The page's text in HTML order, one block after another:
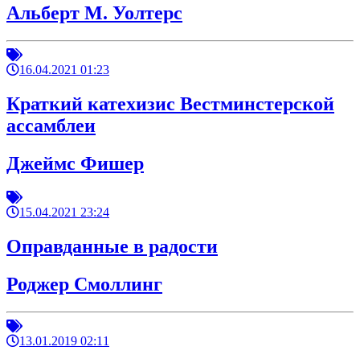
Альберт М. Уолтерс
16.04.2021 01:23
Краткий катехизис Вестминстерской
ассамблеи
Джеймс Фишер
15.04.2021 23:24
Оправданные в радости
Роджер Смоллинг
13.01.2019 02:11